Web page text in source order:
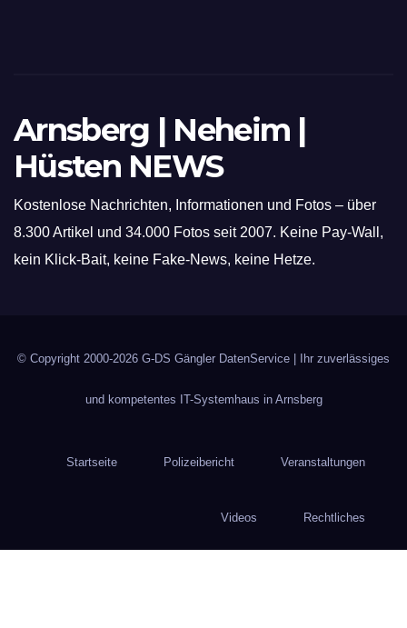
Arnsberg | Neheim |
Hüsten NEWS
Kostenlose Nachrichten, Informationen und Fotos – über
8.300 Artikel und 34.000 Fotos seit 2007. Keine Pay-Wall,
kein Klick-Bait, keine Fake-News, keine Hetze.
© Copyright 2000-2026 G-DS Gängler DatenService | Ihr zuverlässiges
und kompetentes IT-Systemhaus in Arnsberg
Startseite Polizeibericht Veranstaltungen
Videos Rechtliches